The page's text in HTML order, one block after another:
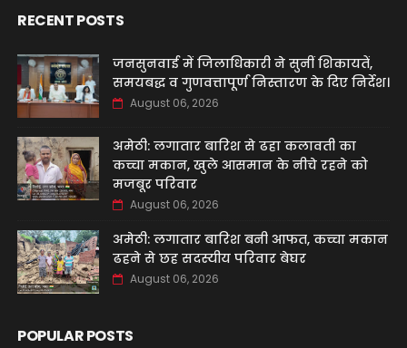
RECENT POSTS
जनसुनवाई में जिलाधिकारी ने सुनीं शिकायतें,
समयबद्ध व गुणवत्तापूर्ण निस्तारण के दिए निर्देश।
August 06, 2026
अमेठी: लगातार बारिश से ढहा कलावती का
कच्चा मकान, खुले आसमान के नीचे रहने को
मजबूर परिवार
August 06, 2026
अमेठी: लगातार बारिश बनी आफत, कच्चा मकान
ढहने से छह सदस्यीय परिवार बेघर
August 06, 2026
POPULAR POSTS